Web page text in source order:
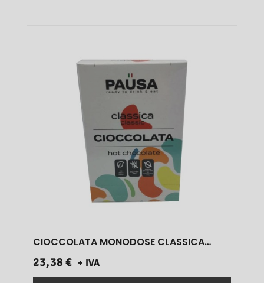
CIOCCOLATA MONODOSE CLASSICA
23,38 € + IVA